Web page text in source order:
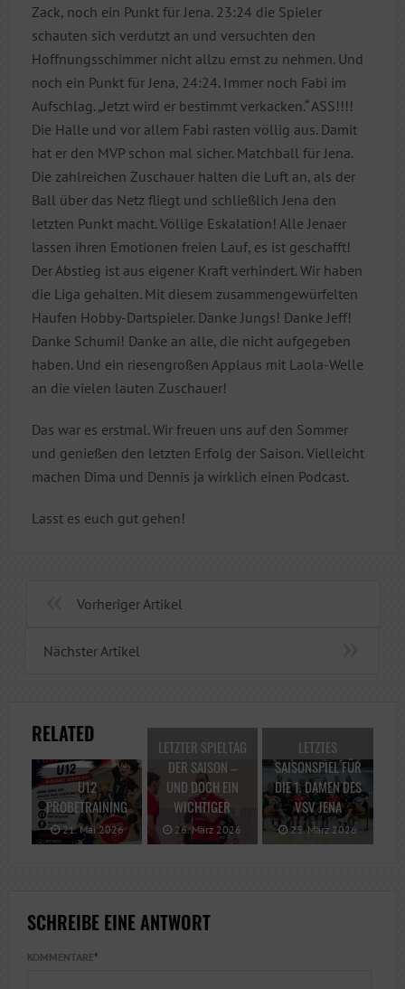
Zack, noch ein Punkt für Jena. 23:24 die Spieler
schauten sich verdutzt an und versuchten den
Hoffnungsschimmer nicht allzu ernst zu nehmen. Und
noch ein Punkt für Jena, 24:24. Immer noch Fabi im
Aufschlag. „Jetzt wird er bestimmt verkacken.“ ASS!!!!
Die Halle und vor allem Fabi rasten völlig aus. Damit
hat er den MVP schon mal sicher. Matchball für Jena.
Die zahlreichen Zuschauer halten die Luft an, als der
Ball über das Netz fliegt und schließlich Jena den
letzten Punkt macht. Völlige Eskalation! Alle Jenaer
lassen ihren Emotionen freien Lauf, es ist geschafft!
Der Abstieg ist aus eigener Kraft verhindert. Wir haben
die Liga gehalten. Mit diesem zusammengewürfelten
Haufen Hobby-Dartspieler. Danke Jungs! Danke Jeff!
Danke Schumi! Danke an alle, die nicht aufgegeben
haben. Und ein riesengroßen Applaus mit Laola-Welle
an die vielen lauten Zuschauer!
Das war es erstmal. Wir freuen uns auf den Sommer
und genießen den letzten Erfolg der Saison. Vielleicht
machen Dima und Dennis ja wirklich einen Podcast.
Lasst es euch gut gehen!
Vorheriger Artikel
Nächster Artikel
RELATED
U12
PROBETRAINING
21. Mai 2026
LETZTER SPIELTAG
DER SAISON –
UND DOCH EIN
WICHTIGER
26. März 2026
LETZTES
SAISONSPIEL FÜR
DIE 1. DAMEN DES
VSV JENA
25. März 2026
SCHREIBE EINE ANTWORT
KOMMENTARE*